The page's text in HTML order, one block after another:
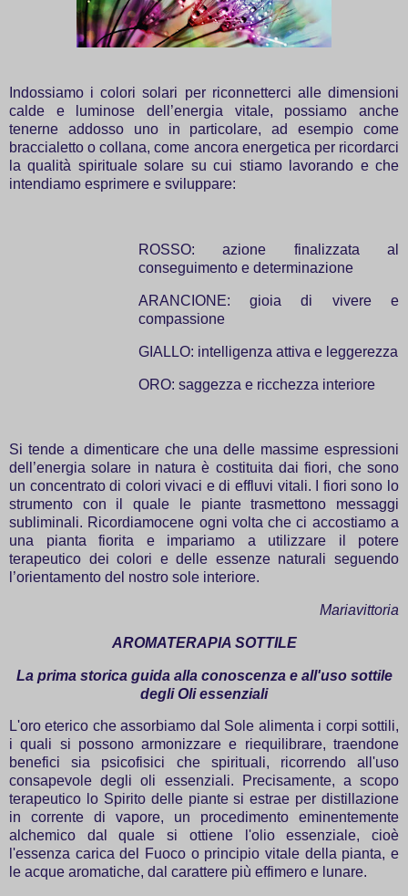
Indossiamo i colori solari per riconnetterci alle dimensioni
calde e luminose dell’energia vitale, possiamo anche
tenerne addosso uno in particolare, ad esempio come
braccialetto o collana, come ancora energetica per ricordarci
la qualità spirituale solare su cui stiamo lavorando e che
intendiamo esprimere e sviluppare:
ROSSO: azione finalizzata al
conseguimento e determinazione
ARANCIONE: gioia di vivere e
compassione
GIALLO: intelligenza attiva e leggerezza
ORO: saggezza e ricchezza interiore
Si tende a dimenticare che una delle massime espressioni
dell’energia solare in natura è costituita dai fiori, che sono
un concentrato di colori vivaci e di effluvi vitali. I fiori sono lo
strumento con il quale le piante trasmettono messaggi
subliminali. Ricordiamocene ogni volta che ci accostiamo a
una pianta fiorita e impariamo a utilizzare il potere
terapeutico dei colori e delle essenze naturali seguendo
l’orientamento del nostro sole interiore.
Mariavittoria
AROMATERAPIA SOTTILE
La prima storica guida alla conoscenza e all'uso sottile
degli Oli essenziali
L'oro eterico che assorbiamo dal Sole alimenta i corpi sottili,
i quali si possono armonizzare e riequilibrare, traendone
benefici sia psicofisici che spirituali, ricorrendo all'uso
consapevole degli oli essenziali. Precisamente, a scopo
terapeutico lo Spirito delle piante si estrae per distillazione
in corrente di vapore, un procedimento eminentemente
alchemico dal quale si ottiene l'olio essenziale, cioè
l'essenza carica del Fuoco o principio vitale della pianta, e
le acque aromatiche, dal carattere più effimero e lunare.